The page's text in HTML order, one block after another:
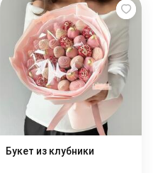
Букет из клубники